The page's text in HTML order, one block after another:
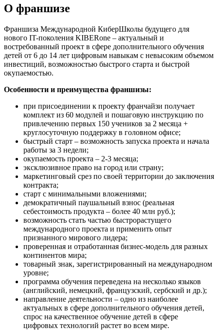
О франшизе
Франшиза Международной КиберШколы будущего для
нового IT-поколения KIBERone – актуальный и
востребованный проект в сфере дополнительного обучения
детей от 6 до 14 лет цифровым навыкам с невысоким объемом
инвестиций, возможностью быстрого старта и быстрой
окупаемостью.
Особенности и преимущества франшизы:
при присоединении к проекту франчайзи получает
комплект из 60 модулей и пошаговую инструкцию по
привлечению первых 150 учеников за 2 месяца +
круглосуточную поддержку в головном офисе;
быстрый старт – возможность запуска проекта и начала
работы за 3 недели;
окупаемость проекта – 2-3 месяца;
эксклюзивное право на город или страну;
маркетинговый срез по своей территории до заключения
контракта;
старт с минимальными вложениями;
демократичный паушальный взнос (реальная
себестоимость продукта – более 40 млн руб.);
возможность стать частью быстрорастущего
международного проекта и применить опыт
признанного мирового лидера;
проверенная и отработанная бизнес-модель для разных
континентов мира;
товарный знак, зарегистрированный на международном
уровне;
программа обучения переведена на несколько языков
(английский, немецкий, французский, сербский и др.);
направление деятельности – одно из наиболее
актуальных в сфере дополнительного обучения детей,
спрос на качественное обучение детей в сфере
цифровых технологий растет во всем мире.